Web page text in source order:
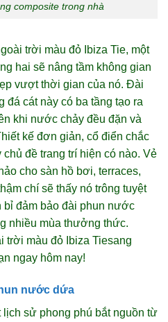
composite trong nhà
trời màu đỏ Ibiza Tie, một
hai sẽ nâng tầm không gian
vượt thời gian của nó. Đài
đá cát này có ba tầng tạo ra
khi nước chảy đều đặn và
kế đơn giản, cổ điển chắc
đề trang trí hiện có nào. Vẻ
cho sàn hồ bơi, terraces,
chí sẽ thấy nó trông tuyệt
bỉ đảm bảo đài phun nước
nhiều mùa thưởng thức.
màu đỏ Ibiza Tiesang
ngay hôm nay!
nước dứa
sử phong phú bắt nguồn từ